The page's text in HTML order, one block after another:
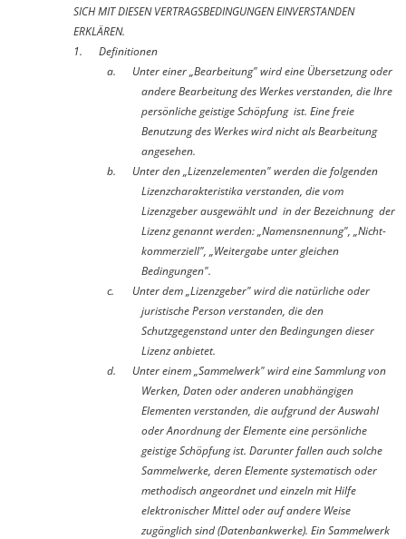
SICH MIT DIESEN VERTRAGSBEDINGUNGEN EINVERSTANDEN
ERKLÄREN.
1.
Definitionen
a.
Unter einer „Bearbeitung" wird eine Übersetzung oder
andere Bearbeitung des Werkes verstanden, die Ihre
persönliche geistige Schöpfung ist. Eine freie
Benutzung des Werkes wird nicht als Bearbeitung
angesehen.
b.
Unter den „Lizenzelementen" werden die folgenden
Lizenzcharakteristika verstanden, die vom
Lizenzgeber ausgewählt und in der Bezeichnung der
Lizenz genannt werden: „Namensnennung", „Nicht-
kommerziell", „Weitergabe unter gleichen
Bedingungen".
c.
Unter dem „Lizenzgeber" wird die natürliche oder
juristische Person verstanden, die den
Schutzgegenstand unter den Bedingungen dieser
Lizenz anbietet.
d.
Unter einem „Sammelwerk" wird eine Sammlung von
Werken, Daten oder anderen unabhängigen
Elementen verstanden, die aufgrund der Auswahl
oder Anordnung der Elemente eine persönliche
geistige Schöpfung ist. Darunter fallen auch solche
Sammelwerke, deren Elemente systematisch oder
methodisch angeordnet und einzeln mit Hilfe
elektronischer Mittel oder auf andere Weise
zugänglich sind (Datenbankwerke). Ein Sammelwerk